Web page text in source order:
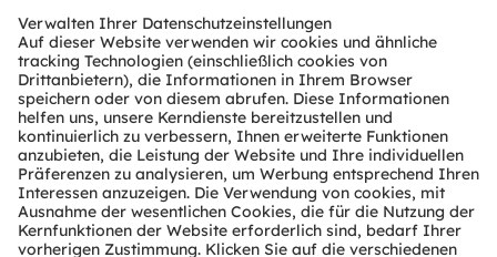
Download Center
Tools
Kundenanfragen
Technischer Support
Partner Netzwerk
Whistleblowing